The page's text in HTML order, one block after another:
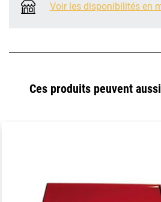
Voir les disponibilités en
Ces produits peuvent